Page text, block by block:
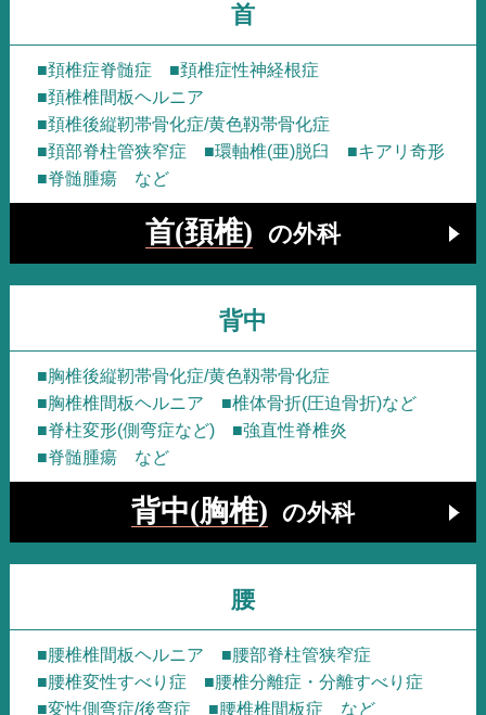
首
■頚椎症脊髄症
■頚椎症性神経根症
■頚椎椎間板ヘルニア
■頚椎後縦靭帯骨化症/黄色靱帯骨化症
■頚部脊柱管狭窄症
■環軸椎(亜)脱臼
■キアリ奇形
■脊髄腫瘍 など
首(頚椎) の外科
背中
■胸椎後縦靭帯骨化症/黄色靱帯骨化症
■胸椎椎間板ヘルニア
■椎体骨折(圧迫骨折)など
■脊柱変形(側弯症など)
■強直性脊椎炎
■脊髄腫瘍 など
背中(胸椎) の外科
腰
■腰椎椎間板ヘルニア
■腰部脊柱管狭窄症
■腰椎変性すべり症
■腰椎分離症・分離すべり症
■変性側弯症/後弯症
■腰椎椎間板症 など